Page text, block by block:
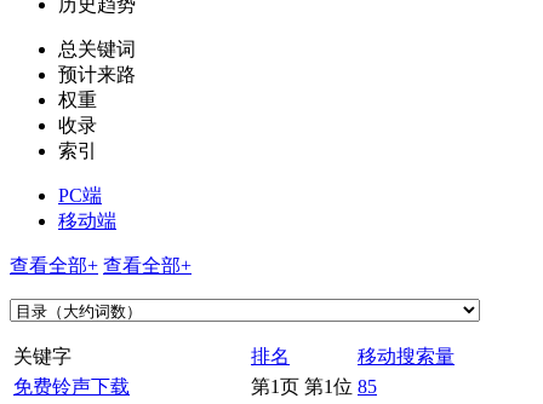
总关键词
预计来路
权重
收录
索引
PC端
移动端
查看全部+ 查看全部+
关键字 排名
移动搜索量
免费铃声下载
第1页 第1位 85